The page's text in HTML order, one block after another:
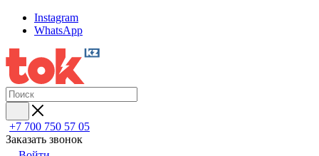
Instagram
WhatsApp
+7 700 750 57 05
Заказать звонок